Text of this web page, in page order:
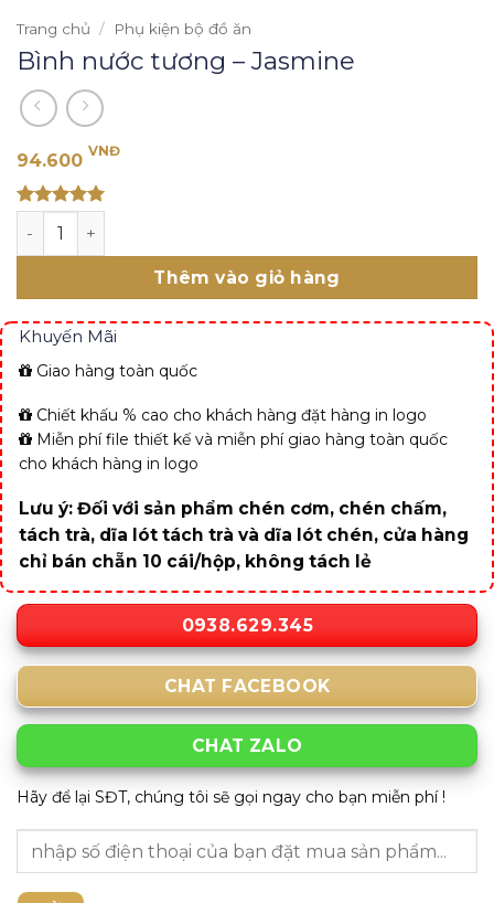
Trang chủ / Phụ kiện bộ đồ ăn
Bình nước tương – Jasmine
94.600 VNĐ
out of 5
Bình nước tương - Jasmine số lượng
Thêm vào giỏ hàng
Khuyến Mãi
Giao hàng toàn quốc
Chiết khấu % cao cho khách hàng đặt hàng in logo
Miễn phí file thiết kế và miễn phí giao hàng toàn quốc
cho khách hàng in logo
Lưu ý: Đối với sản phẩm chén cơm, chén chấm,
tách trà, dĩa lót tách trà và dĩa lót chén, cửa hàng
chỉ bán chẵn 10 cái/hộp, không tách lẻ
0938.629.345
CHAT FACEBOOK
CHAT ZALO
Hãy để lại SĐT, chúng tôi sẽ gọi ngay cho bạn miễn phí !